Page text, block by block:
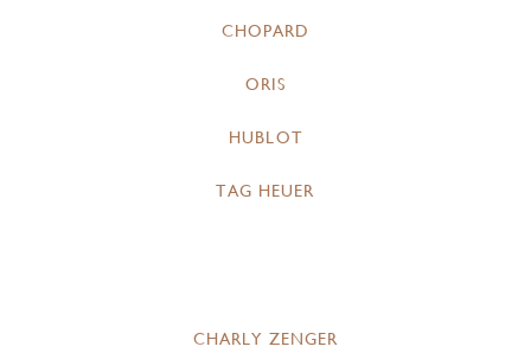
CHOPARD
ORIS
HUBLOT
TAG HEUER
CHARLY ZENGER